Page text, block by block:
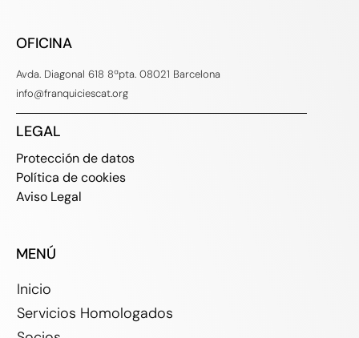
OFICINA
Avda. Diagonal 618 8ªpta. 08021 Barcelona
info@franquiciescat.org
LEGAL
Protección de datos
Política de cookies
Aviso Legal
MENÚ
Inicio
Servicios Homologados